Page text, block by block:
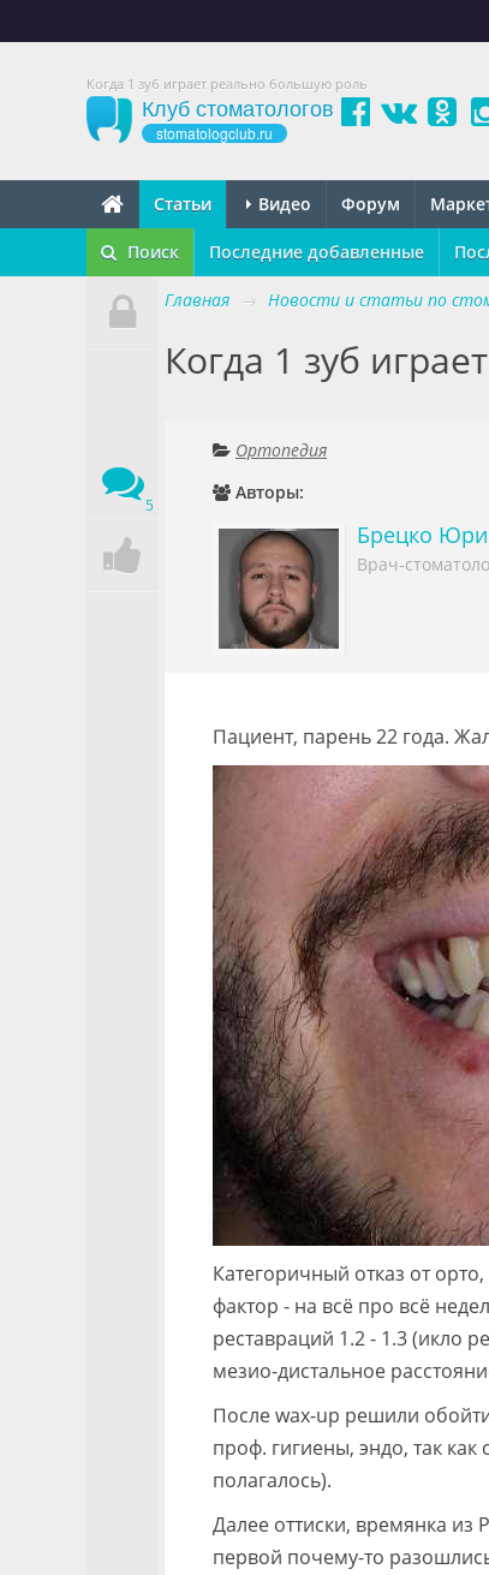
Когда 1 зуб играет реально большую роль
Клуб стоматологов
stomatologclub.ru
Статьи Видео Форум
Поиск Последние добавленные
5
Главная → Новости и статьи по
Когда 1 зуб
Ортопедия
Авторы:
Брецко
Врач-
Пациент, парень 22 года.
Категоричный отказ от
фактор - на всё про всё
реставраций 1.2 - 1.3 (икло
мезио-дистальное
После wax-up решили
проф. гигиены, эндо, так
полагалось).
Далее оттиски, времянка из
первой почему-то